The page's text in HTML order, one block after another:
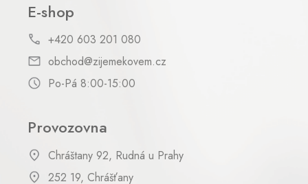
E-shop
+420 603 201 080
obchod@zijemekovem.cz
Po-Pá 8:00-15:00
Provozovna
Chráštany 92, Rudná u Prahy
252 19, Chrášťany